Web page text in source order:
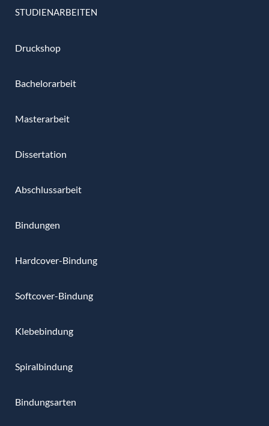
STUDIENARBEITEN
Druckshop
Bachelorarbeit
Masterarbeit
Dissertation
Abschlussarbeit
Bindungen
Hardcover-Bindung
Softcover-Bindung
Klebebindung
Spiralbindung
Bindungsarten